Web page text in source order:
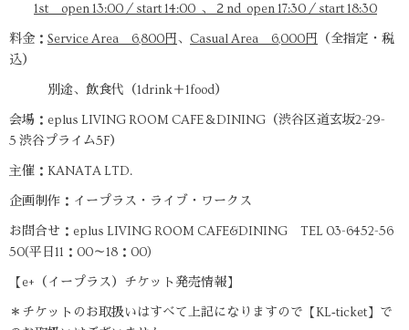
1st open 13:00／start 14:00 、２nd open 17:30／start 18:30
料金： Service Area 6,800円 、 Casual Area 6,000円
（全指定・税
込）
別途、飲食代（1drink＋1food）
会場：eplus LIVING ROOM CAFE＆DINING（渋谷区道玄坂2-29-
5 渋谷プライム5F）
主催：KANATA LTD.
企画制作：イープラス・ライブ・ワークス
お問合せ：eplus LIVING ROOM CAFE&DINING TEL 03-6452-56
50(平日11：00～18：00)
【e+（イープラス）チケット発売情報】
＊チケットのお取扱いはすべて上記になりますので【KL‐ticket】で